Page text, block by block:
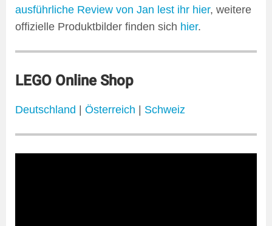
ausführliche Review von Jan lest ihr hier, weitere
offizielle Produktbilder finden sich hier.
LEGO Online Shop
Deutschland | Österreich | Schweiz